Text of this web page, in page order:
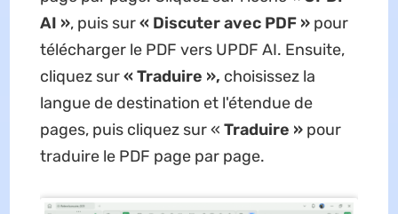
AI », puis sur« Discuter avec PDF »pour
télécharger le PDF vers UPDF AI. Ensuite,
cliquez sur« Traduire », choisissez la
langue de destination et l'étendue de
pages, puis cliquez sur « Traduire »pour
traduire le PDF page par page.